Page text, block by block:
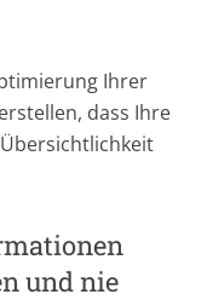
Ihrer
dass Ihre
und nie